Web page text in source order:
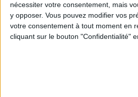
nécessiter votre consentement, mais
y opposer. Vous pouvez modifier vos
votre consentement à tout moment en
cliquant sur le bouton "Confidentialité"
LES MEILLEURS HÔTELS POUR UN WEEK-